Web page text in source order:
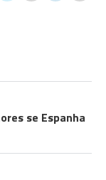
se Espanha